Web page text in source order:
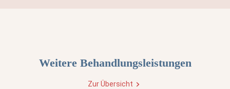
Weitere Behandlungsleistungen
Zur Übersicht